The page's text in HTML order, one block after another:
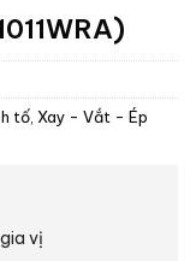
tố Xay - Vắt - Ép
vị